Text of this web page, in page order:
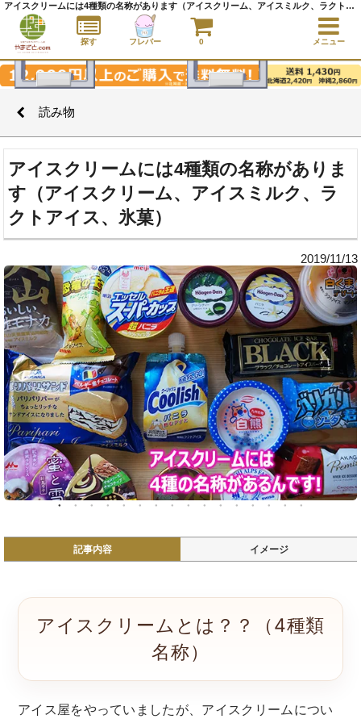
読み物
アイスクリームには4種類の名称がありま
す（アイスクリーム、アイスミルク、ラ
クトアイス、氷菓）
2019/11/13
記事内容 イメージ
アイスクリームとは？？（4種類
名称）
アイス屋をやっていましたが、アイスクリームについ
アイスクリームには4種類の名称があります（アイスクリーム、アイスミルク、ラクトアイス、氷菓） ｜ 読み物 ｜アイスクリーム通販サイト｜アイスクリームギフト│全国にご当地アイスをお届け - やまざと.com
探す フレバー 0 メニュー